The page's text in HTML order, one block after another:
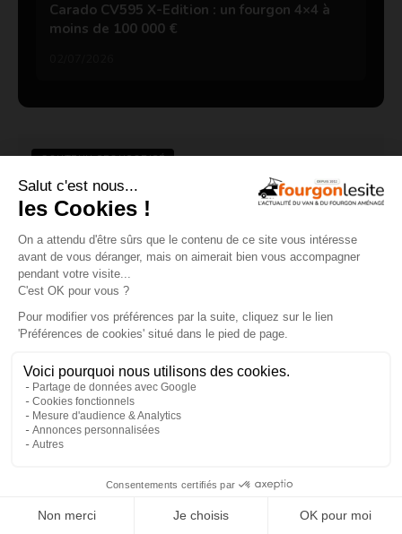
Carado CV595 X-Edition : un fourgon 4×4 à
moins de 100 000 €
CONTENU SPONSORISÉ
OCCASIONS WEVAN
d'occasion sur WeVan Market !